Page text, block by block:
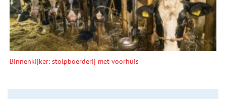
Binnenkijker: stolpboerderij met voorhuis